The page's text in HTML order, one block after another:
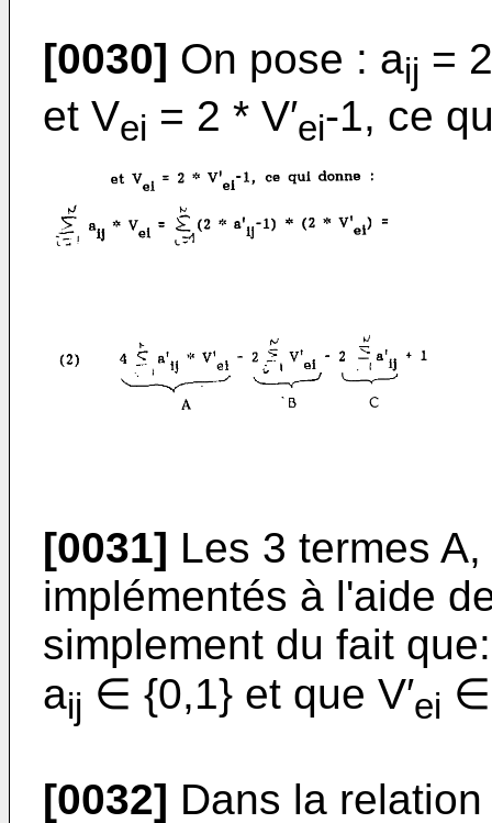
[0030] On pose : aij =
et Vei = 2 * V′ei-1, ce
[0031] Les 3 termes
implémentés à l'aide
simplement du fait que:
aij ∈ {0,1} et que V′ei ∈
[0032] Dans la